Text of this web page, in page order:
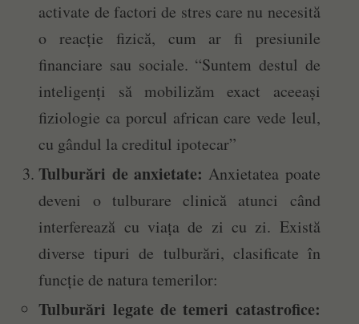
activate de factori de stres care nu necesită
o reacție fizică, cum ar fi presiunile
financiare sau sociale. “Suntem destul de
inteligenți să mobilizăm exact aceeași
fiziologie ca porcul african care vede leul,
cu gândul la creditul ipotecar”
Tulburări de anxietate: Anxietatea poate
deveni o tulburare clinică atunci când
interferează cu viața de zi cu zi. Există
diverse tipuri de tulburări, clasificate în
funcție de natura temerilor:
Tulburări legate de temeri catastrofice: